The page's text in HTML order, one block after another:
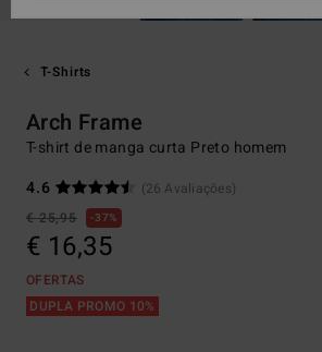
T-Shirts
Arch Frame
T-shirt de manga curta Preto homem
4.6
(26 Avaliações)
€ 25,95
37%
€ 16,35
OFERTAS
DUPLA PROMO 10%